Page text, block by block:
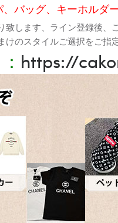
バッグ、キーホルダ
します、ライン登録後
のスタイルご選択をご
https://